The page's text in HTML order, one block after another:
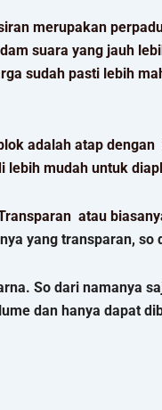
merupakan
suara yang jauh
sudah pasti lebih
adalah atap
lebih mudah untuk
atau
yang transparan,
So dari namanya
dan hanya dapat